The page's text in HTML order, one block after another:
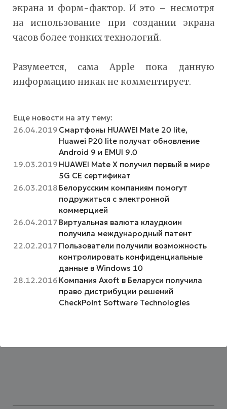
экрана и форм-фактор. И это – несмотря
на использование при создании экрана
часов более тонких технологий.
Разумеется, сама Apple пока данную
информацию никак не комментирует.
Еще новости на эту тему:
26.04.2019 Смартфоны HUAWEI Mate 20 lite,
Huawei P20 lite получат обновление
Android 9 и EMUI 9.0
19.03.2019 HUAWEI Mate X получил первый в мире
5G CE сертификат
26.03.2018 Белорусским компаниям помогут
подружиться с электронной
коммерцией
26.04.2017 Виртуальная валюта клаудкоин
получила международный патент
22.02.2017 Пользователи получили возможность
контролировать конфиденциальные
данные в Windows 10
28.12.2016 Компания Axoft в Беларуси получила
право дистрибуции решений
CheckPoint Software Technologies